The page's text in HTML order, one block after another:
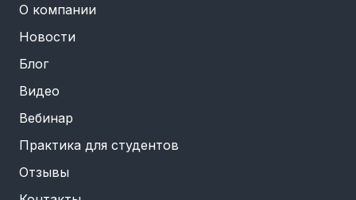
О компании
Новости
Блог
Видео
Вебинар
Практика для студентов
Отзывы